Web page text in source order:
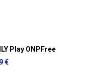
Play ONPFree
€